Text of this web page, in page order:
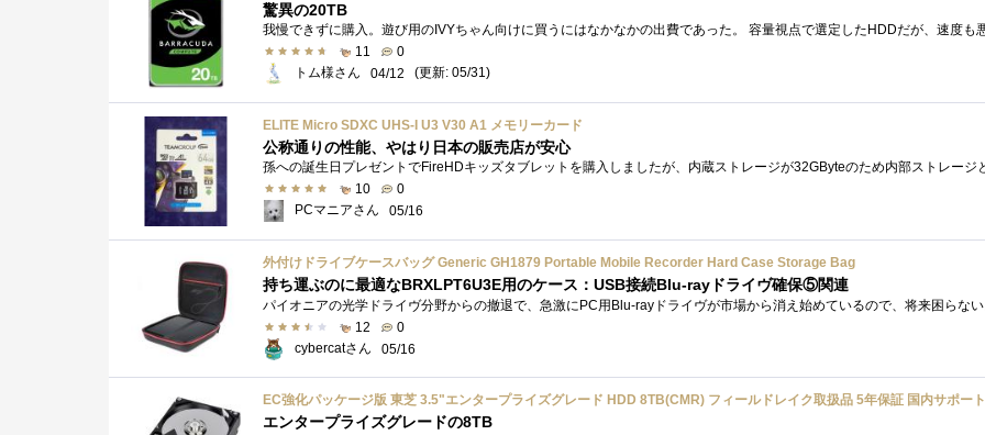
驚異の20TB
11
0
トム様さん
04/12 (更新: 05/31)
ELITE Micro SDXC UHS-I U3 V30 A1 メモリーカード
公称通りの性能、やはり日本の販売店が安心
10
0
PCマニアさん
05/16
外付けドライブケースバッグ Generic GH1879 Portable Mobile Recorder Hard Case Storage Bag
持ち運ぶのに最適なBRXLPT6U3E用のケース：USB接続Blu-rayドライヴ確保⑤関連
12
0
cybercatさん
05/16
エンタープライズグレードの8TB